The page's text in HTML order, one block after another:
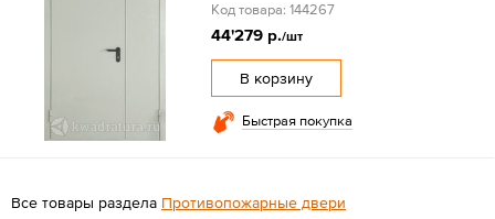
Код товара: 144267
44'279 р./шт
В корзину
Быстрая покупка
Все товары раздела Противопожарные двери